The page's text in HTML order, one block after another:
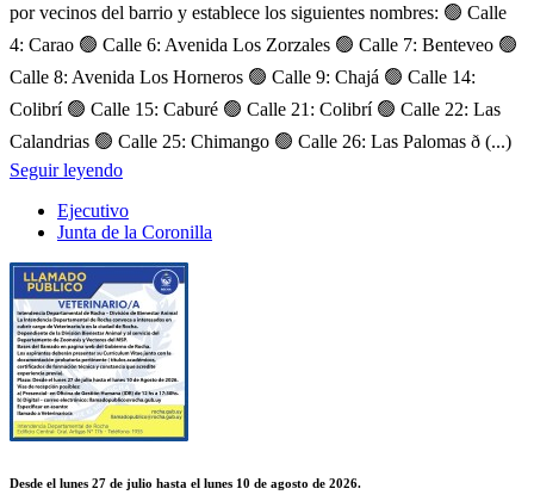
por vecinos del barrio y establece los siguientes nombres: 🟢 Calle
4: Carao 🟢 Calle 6: Avenida Los Zorzales 🟢 Calle 7: Benteveo 🟢
Calle 8: Avenida Los Horneros 🟢 Calle 9: Chajá 🟢 Calle 14:
Colibrí 🟢 Calle 15: Caburé 🟢 Calle 21: Colibrí 🟢 Calle 22: Las
Calandrias 🟢 Calle 25: Chimango 🟢 Calle 26: Las Palomas ð (...)
Seguir leyendo
Ejecutivo
Junta de la Coronilla
Desde el lunes 27 de julio hasta el lunes 10 de agosto de 2026.